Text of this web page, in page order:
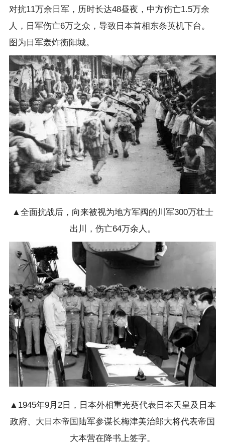
对抗11万余日军，历时长达48昼夜，中方伤亡1.5万余
人，日军伤亡6万之众，导致日本首相东条英机下台。
图为日军轰炸衡阳城。
▲全面抗战后，向来被视为地方军阀的川军300万壮士
出川，伤亡64万余人。
▲1945年9月2日，日本外相重光葵代表日本天皇及日本
政府、大日本帝国陆军参谋长梅津美治郎大将代表帝国
大本营在降书上签字。